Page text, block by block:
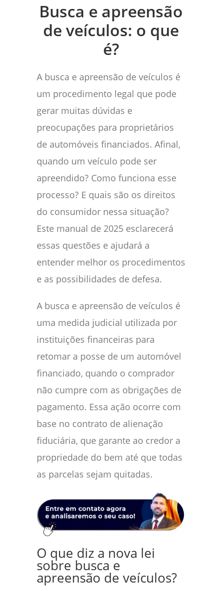
Busca e apreensão
de veículos: o que
é?
A busca e apreensão de veículos é
um procedimento legal que pode
gerar muitas dúvidas e
preocupações para proprietários
de automóveis financiados. Afinal,
quando um veículo pode ser
apreendido? Como funciona esse
processo? E quais são os direitos
do consumidor nessa situação?
Este manual de 2025 esclarecerá
essas questões e ajudará a
entender melhor os procedimentos
e as possibilidades de defesa.
A busca e apreensão de veículos é
uma medida judicial utilizada por
instituições financeiras para
retomar a posse de um automóvel
financiado, quando o comprador
não cumpre com as obrigações de
pagamento. Essa ação ocorre com
base no contrato de alienação
fiduciária, que garante ao credor a
propriedade do bem até que todas
as parcelas sejam quitadas.
O que diz a nova lei
sobre busca e
apreensão de veículos?